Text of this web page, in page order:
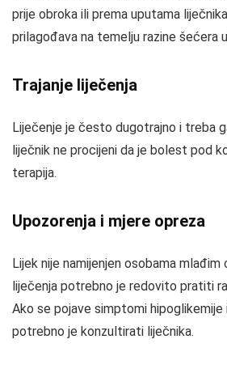
prije obroka ili prema uputama
prilagođava na temelju razine šećera
Trajanje liječenja
Liječenje je često dugotrajno i treba
liječnik ne procijeni da je bolest pod
terapija.
Upozorenja i mjere opreza
Lijek nije namijenjen osobama
liječenja potrebno je redovito pratiti
Ako se pojave simptomi hipoglikemije
potrebno je konzultirati liječnika.